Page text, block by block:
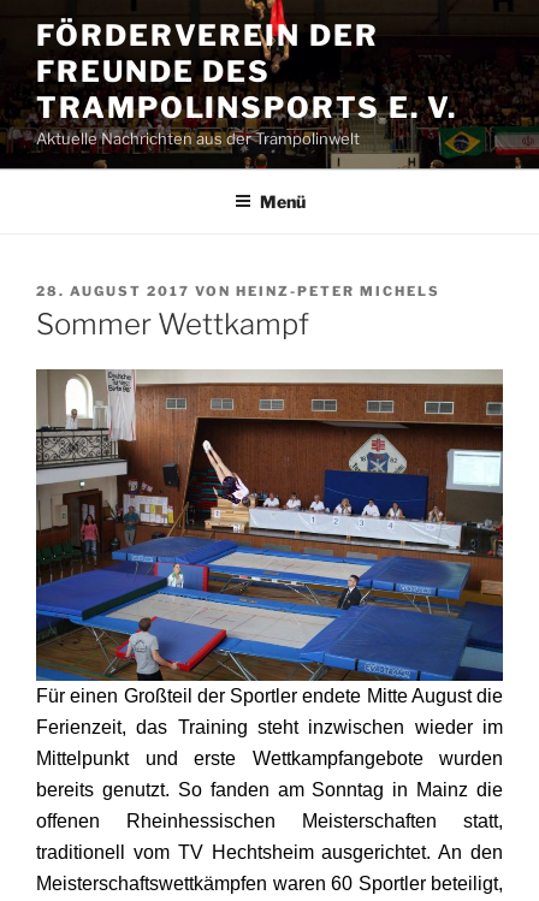
Inhalt
springen
FÖRDERVEREIN DER
FREUNDE DES
TRAMPOLINSPORTS E. V.
Aktuelle Nachrichten aus der Trampolinwelt
Menü
VERÖFFENTLICHT
AM
28. AUGUST 2017 VON HEINZ-PETER MICHELS
Sommer Wettkampf
Für einen Großteil der Sportler endete Mitte August die
Ferienzeit, das Training steht inzwischen wieder im
Mittelpunkt und erste Wettkampfangebote wurden
bereits genutzt. So fanden am Sonntag in Mainz die
offenen Rheinhessischen Meisterschaften statt,
traditionell vom TV Hechtsheim ausgerichtet. An den
Meisterschaftswettkämpfen waren 60 Sportler beteiligt,